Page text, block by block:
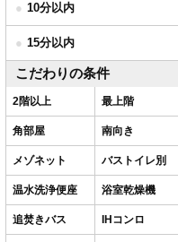
10分以内
15分以内
こだわりの条件
2階以上 最上階
角部屋 南向き
メゾネット バストイレ別
温水洗浄便座 浴室乾燥機
追焚きバス IHコンロ